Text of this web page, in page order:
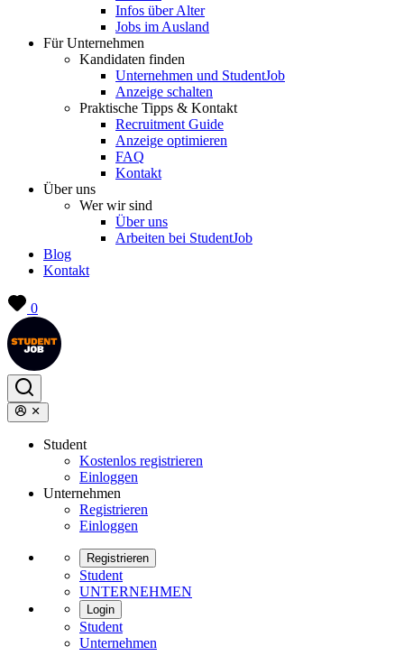
Infos über Alter
Jobs im Ausland
Für Unternehmen
Kandidaten finden
Unternehmen und StudentJob
Anzeige schalten
Praktische Tipps & Kontakt
Recruitment Guide
Anzeige optimieren
FAQ
Kontakt
Über uns
Wer wir sind
Über uns
Arbeiten bei StudentJob
Blog
Kontakt
0
Student
Kostenlos registrieren
Einloggen
Unternehmen
Registrieren
Einloggen
Registrieren
Student
UNTERNEHMEN
Login
Student
Unternehmen